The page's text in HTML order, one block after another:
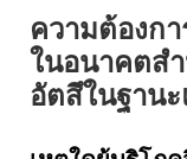
ความต้องก
ในอนาคตส
อัตสึในฐาน